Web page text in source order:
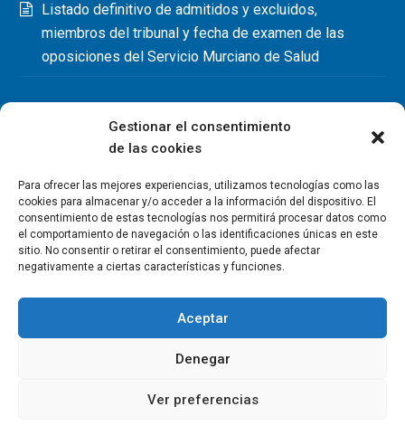
Gestionar el consentimiento
de las cookies
Para ofrecer las mejores experiencias, utilizamos tecnologías como las
cookies para almacenar y/o acceder a la información del dispositivo. El
consentimiento de estas tecnologías nos permitirá procesar datos como
el comportamiento de navegación o las identificaciones únicas en este
sitio. No consentir o retirar el consentimiento, puede afectar
negativamente a ciertas características y funciones.
Aceptar
Denegar
Ver preferencias
Listado definitivo de admitidos y excluidos,
miembros del tribunal y fecha de examen de las
oposiciones del Servicio Murciano de Salud
Copyright Colegio Oficial de Fisioterapeutas de la Región de